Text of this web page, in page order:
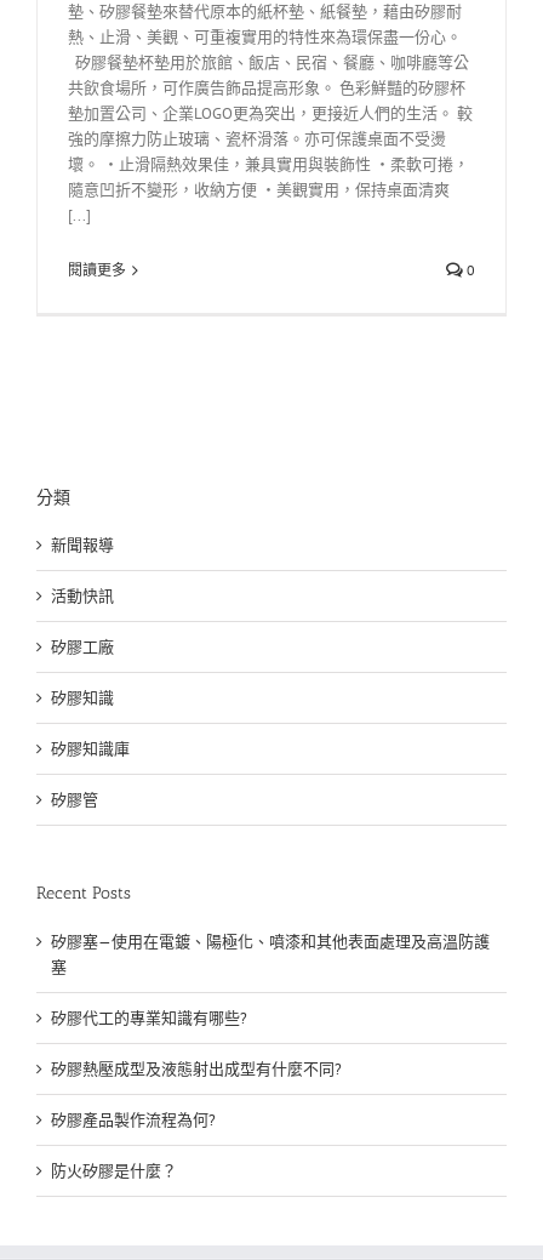
墊、矽膠餐墊來替代原本的紙杯墊、紙餐墊，藉由矽膠耐
熱、止滑、美觀、可重複實用的特性來為環保盡一份心。
矽膠餐墊杯墊用於旅館、飯店、民宿、餐廳、咖啡廳等公
共飲食場所，可作廣告飾品提高形象。 色彩鮮豔的矽膠杯
墊加置公司、企業LOGO更為突出，更接近人們的生活。 較
強的摩擦力防止玻璃、瓷杯滑落。亦可保護桌面不受燙
壞。 ‧止滑隔熱效果佳，兼具實用與裝飾性 ‧柔軟可捲，
隨意凹折不變形，收納方便 ‧美觀實用，保持桌面清爽
[...]
閱讀更多 0
分類
新聞報導
活動快訊
矽膠工廠
矽膠知識
矽膠知識庫
矽膠管
Recent Posts
矽膠塞—使用在電鍍、陽極化、噴漆和其他表面處理及高溫防護
塞
矽膠代工的專業知識有哪些?
矽膠熱壓成型及液態射出成型有什麼不同?
矽膠產品製作流程為何?
防火矽膠是什麼？